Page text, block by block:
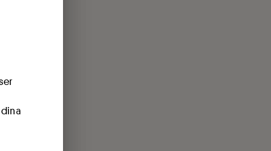
dina